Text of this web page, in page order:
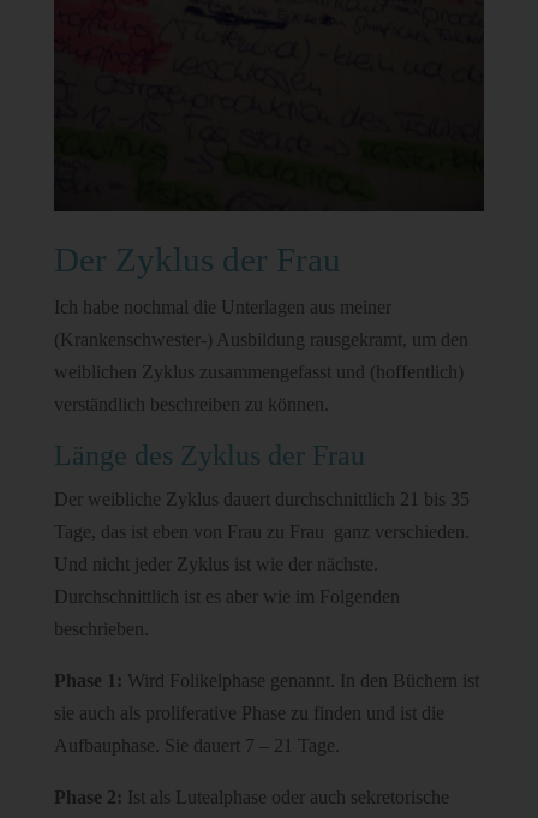
Der Zyklus der Frau
Ich habe nochmal die Unterlagen aus meiner
(Krankenschwester-) Ausbildung rausgekramt, um den
weiblichen Zyklus zusammengefasst und (hoffentlich)
verständlich beschreiben zu können.
Länge des Zyklus der Frau
Der weibliche Zyklus dauert durchschnittlich 21 bis 35
Tage, das ist eben von Frau zu Frau ganz verschieden.
Und nicht jeder Zyklus ist wie der nächste.
Durchschnittlich ist es aber wie im Folgenden
beschrieben.
Phase 1: Wird Folikelphase genannt. In den Büchern ist
sie auch als proliferative Phase zu finden und ist die
Aufbauphase. Sie dauert 7 – 21 Tage.
Phase 2: Ist als Lutealphase oder auch sekretorische